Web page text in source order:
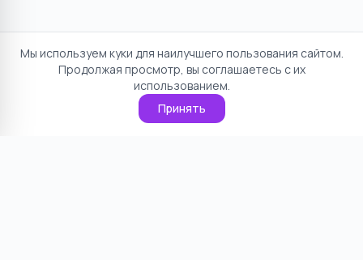
Мы используем куки для наилучшего пользования сайтом.
Продолжая просмотр, вы соглашаетесь с их
использованием.
Принять